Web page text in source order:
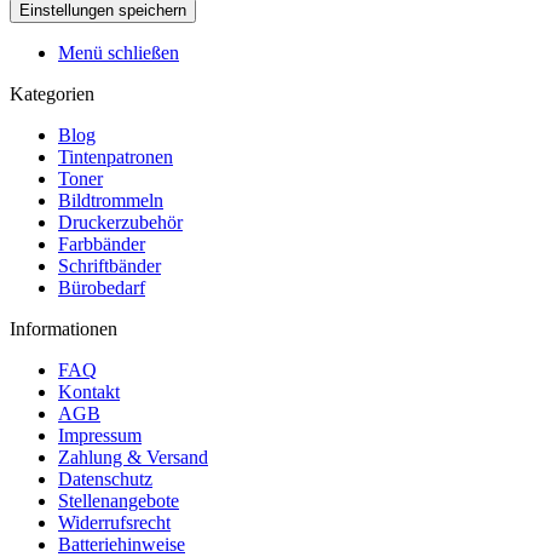
Menü schließen
Kategorien
Blog
Tintenpatronen
Toner
Bildtrommeln
Druckerzubehör
Farbbänder
Schriftbänder
Bürobedarf
Informationen
FAQ
Kontakt
AGB
Impressum
Zahlung & Versand
Datenschutz
Stellenangebote
Widerrufsrecht
Batteriehinweise